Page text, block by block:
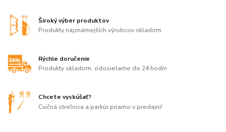
Široký výber produktov
Produkty najznámejších výrobcov skladom
Rýchle doručenie
Produkty skladom, odosielame do 24 hodín
Chcete vyskúšať?
Cvičná streľnica a parkúr priamo v predajni!